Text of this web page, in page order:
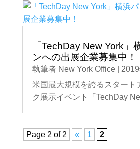
「TechDay New York」
ンへの出展企業募集中！
執筆者 New York Office|
米国最大規模を誇るスタート
ク展示イベント「TechDay
Page 2 of 2 « 1 2